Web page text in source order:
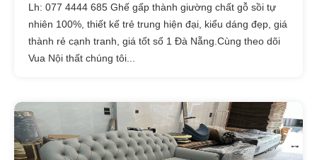
Lh: 077 4444 685 Ghế gấp thành giường chất gỗ sồi tự
nhiên 100%, thiết kế trẻ trung hiện đại, kiểu dáng đẹp, giá
thành rẻ cạnh tranh, giá tốt số 1 Đà Nẵng.Cùng theo dõi
Vua Nội thất chúng tôi...